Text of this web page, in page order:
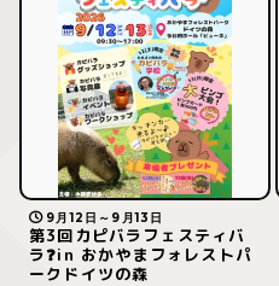
9月12日～9月13日
第3回カピバラフェスティバ
ラ❓in おかやまフォレストパ
ークドイツの森